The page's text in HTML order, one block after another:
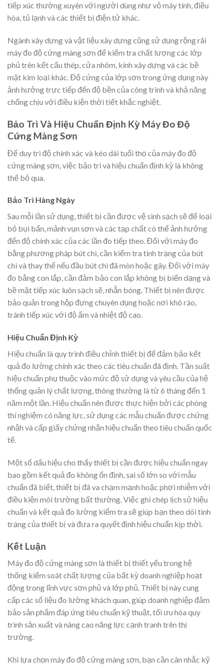
tiếp xúc thường xuyên với người dùng như vỏ máy tính, điều
hòa, tủ lạnh và các thiết bị điện tử khác.
Ngành xây dựng và vật liệu xây dựng cũng sử dụng rộng rãi
máy đo độ cứng màng sơn để kiểm tra chất lượng các lớp
phủ trên kết cấu thép, cửa nhôm, kính xây dựng và các bề
mặt kim loại khác. Độ cứng của lớp sơn trong ứng dụng này
ảnh hưởng trực tiếp đến độ bền của công trình và khả năng
chống chịu với điều kiện thời tiết khắc nghiệt.
Bảo Trì Và Hiệu Chuẩn Định Kỳ Máy Đo Độ
Cứng Màng Sơn
Để duy trì độ chính xác và kéo dài tuổi thọ của máy đo độ
cứng màng sơn, việc bảo trì và hiệu chuẩn định kỳ là không
thể bỏ qua.
Bảo Trì Hàng Ngày
Sau mỗi lần sử dụng, thiết bị cần được vệ sinh sạch sẽ để loại
bỏ bụi bẩn, mảnh vụn sơn và các tạp chất có thể ảnh hưởng
đến độ chính xác của các lần đo tiếp theo. Đối với máy đo
bằng phương pháp bút chì, cần kiểm tra tình trạng của bút
chì và thay thế nếu đầu bút chì đã mòn hoặc gãy. Đối với máy
đo bằng con lắp, cần đảm bảo con lắp không bị biến dạng và
bề mặt tiếp xúc luôn sạch sẽ, nhẵn bóng. Thiết bị nên được
bảo quản trong hộp đựng chuyên dụng hoặc nơi khô ráo,
tránh tiếp xúc với độ ẩm và nhiệt độ cao.
Hiệu Chuẩn Định Kỳ
Hiệu chuẩn là quy trình điều chỉnh thiết bị để đảm bảo kết
quả đo lường chính xác theo các tiêu chuẩn đã định. Tần suất
hiệu chuẩn phụ thuộc vào mức độ sử dụng và yêu cầu của hệ
thống quản lý chất lượng, thông thường là từ 6 tháng đến 1
năm một lần. Hiệu chuẩn nên được thực hiện bởi các phòng
thí nghiệm có năng lực, sử dụng các mẫu chuẩn được chứng
nhậh và cấp giấy chứng nhận hiệu chuẩn theo tiêu chuẩn quốc
tế.
Một số dấu hiệu cho thấy thiết bị cần được hiệu chuẩn ngay
bao gồm kết quả đo không ổn định, sai số lớn so với mẫu
chuẩn đã biết, thiết bị đã va chạm mạnh hoặc phơi nhiễm với
điều kiện môi trường bất thường. Việc ghi chép lịch sử hiệu
chuẩn và kết quả đo lường kiểm tra sẽ giúp bạn theo dõi tình
trạng của thiết bị và đưa ra quyết định hiệu chuẩn kịp thời.
Kết Luận
Máy đo độ cứng màng sơn là thiết bị thiết yếu trong hệ
thống kiểm soát chất lượng của bất kỳ doanh nghiệp hoạt
động trong lĩnh vực sơn phủ và lớp phủ. Thiết bị này cung
cấp các số liệu đo lường khách quan, giúp doanh nghiệp đảm
bảo sản phẩm đáp ứng tiêu chuẩn kỹ thuật, tối ưu hóa quy
trình sản xuất và nâng cao năng lực cạnh tranh trên thị
trường.
Khi lựa chọn máy đo độ cứng màng sơn, bạn cần cân nhắc kỹ